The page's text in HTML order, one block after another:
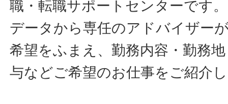
職・転職サポートセンターです
データから専任のアドバイザー
希望をふまえ、勤務内容・勤務
与などご希望のお仕事をご紹介